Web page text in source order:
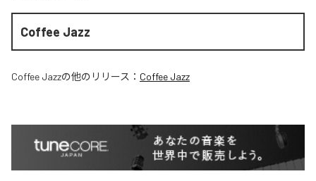
Coffee Jazz
Coffee Jazzの他のリリース： Coffee Jazz